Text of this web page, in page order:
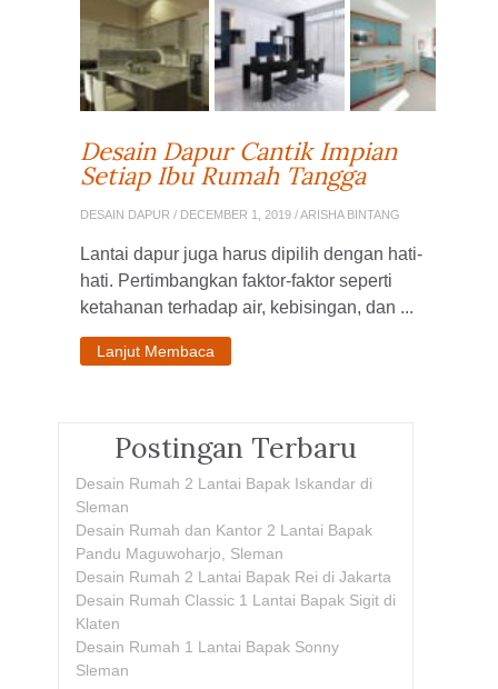
Desain Dapur Cantik Impian
Setiap Ibu Rumah Tangga
DESAIN DAPUR / DECEMBER 1, 2019 / ARISHA BINTANG
Lantai dapur juga harus dipilih dengan hati-
hati. Pertimbangkan faktor-faktor seperti
ketahanan terhadap air, kebisingan, dan ...
Lanjut Membaca
Postingan Terbaru
Desain Rumah 2 Lantai Bapak Iskandar di
Sleman
Desain Rumah dan Kantor 2 Lantai Bapak
Pandu Maguwoharjo, Sleman
Desain Rumah 2 Lantai Bapak Rei di Jakarta
Desain Rumah Classic 1 Lantai Bapak Sigit di
Klaten
Desain Rumah 1 Lantai Bapak Sonny
Sleman